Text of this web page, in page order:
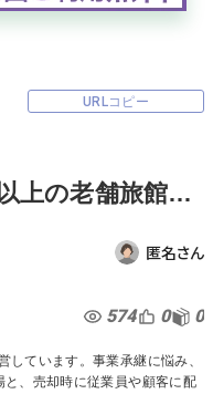
URLコピー
おかげさまで創業100年以上の老舗旅館を経営しています。事業承継に悩み、M&Aも検討し始めました。旅館業のM&A相場と、売却時に従業員や顧客に配慮すべき点を教えてください。
匿名さん
574 0 0
ています。事業承継に悩み、
、売却時に従業員や顧客に配